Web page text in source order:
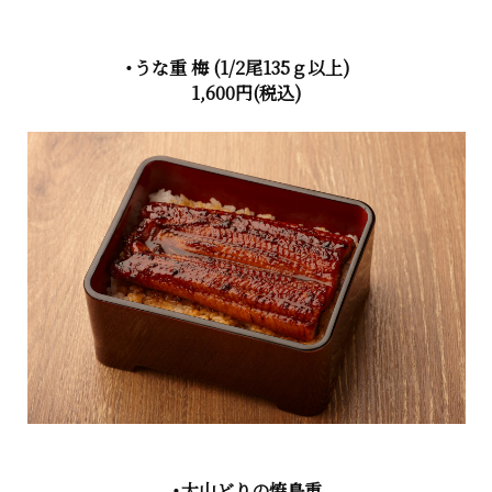
・うな重 梅(1/2尾135ｇ以上)
1,600円(税込)